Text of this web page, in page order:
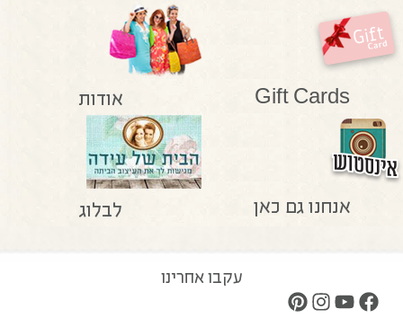
Gift Cards אודות
אנחנו גם כאן לבלוג
עקבו אחרינו